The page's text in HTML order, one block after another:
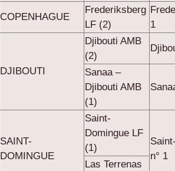
COPENHAGUE
Frederiksberg
LF (2)
1
DJIBOUTI
Djibouti AMB
(2)
Sanaa –
Djibouti AMB
(1)
SAINT-
DOMINGUE
Saint-
Domingue LF
(1)
n° 1
Las Terrenas